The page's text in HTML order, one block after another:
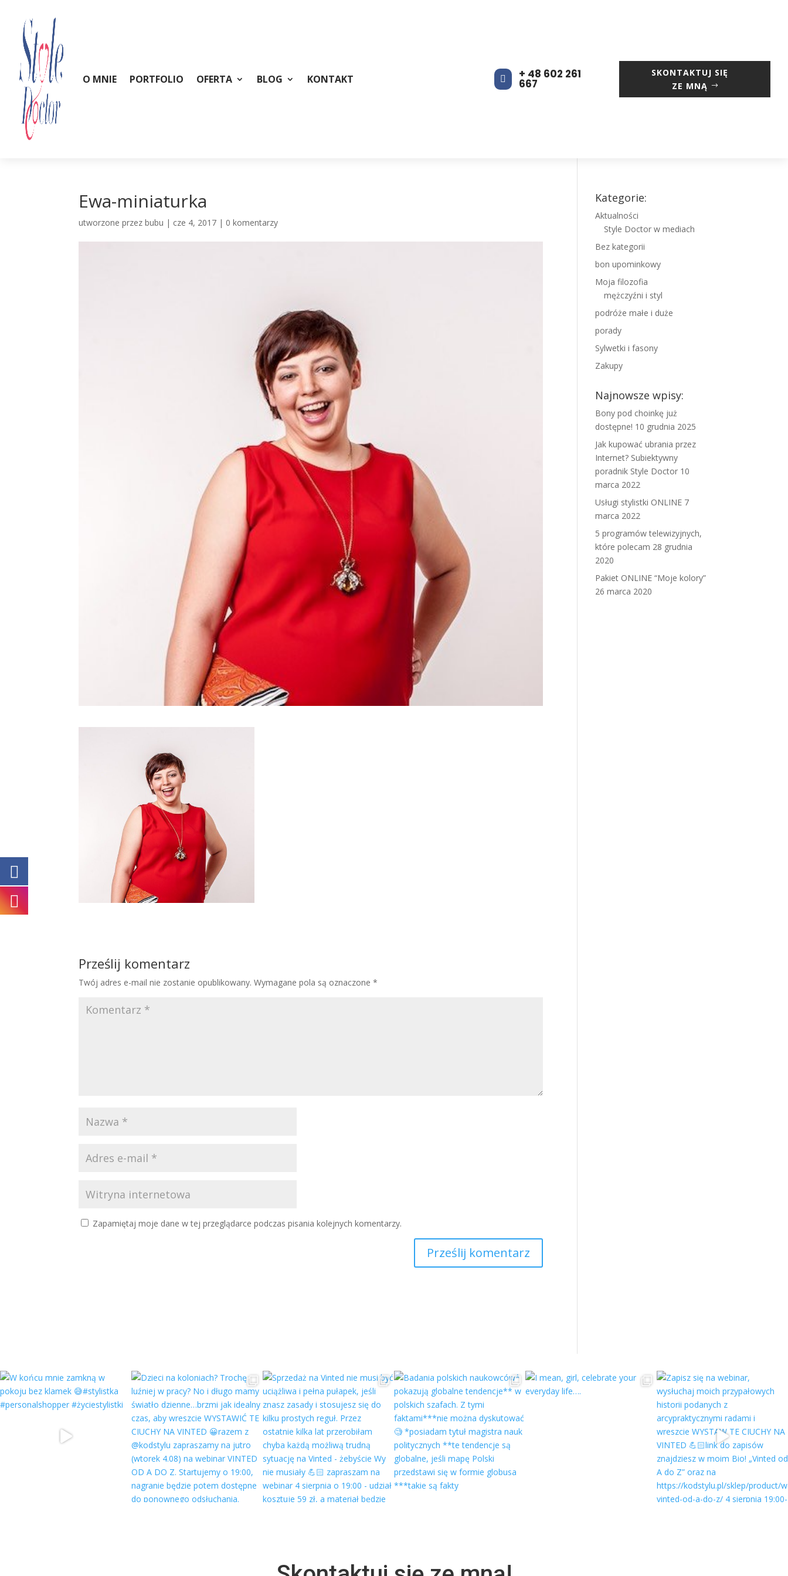
O MNIE PORTFOLIO OFERTA BLOG KONTAKT  + 48 602 261
667
SKONTAKTUJ SIĘ
ZE MNĄ
Ewa-miniaturka
utworzone przezbubu | cze 4, 2017 | 0 komentarzy
Prześlij komentarz
Twój adres e-mail nie zostanie opublikowany. Wymagane pola są oznaczone*
Zapamiętaj moje dane w tej przeglądarce podczas pisania kolejnych komentarzy.
Kategorie:
Aktualności
Style Doctor w mediach
Bez kategorii
bon upominkowy
Moja filozofia
mężczyźni i styl
podróże małe i duże
porady
Sylwetki i fasony
Zakupy
Najnowsze wpisy:
Bony pod choinkę już
dostępne! 10 grudnia 2025
Jak kupować ubrania przez
Internet? Subiektywny
poradnik Style Doctor 10
marca 2022
Usługi stylistki ONLINE 7
marca 2022
5 programów telewizyjnych,
które polecam 28 grudnia
2020
Pakiet ONLINE “Moje kolory”
26 marca 2020